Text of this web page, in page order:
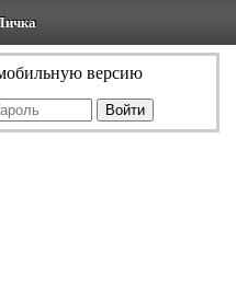
версию